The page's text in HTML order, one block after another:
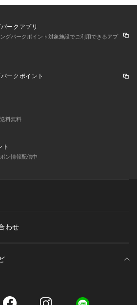
ークアプリ
グパークポイント対象施設でご利用できるアプ
ークポイント
料無料
ト
ン情報配信中
わせ